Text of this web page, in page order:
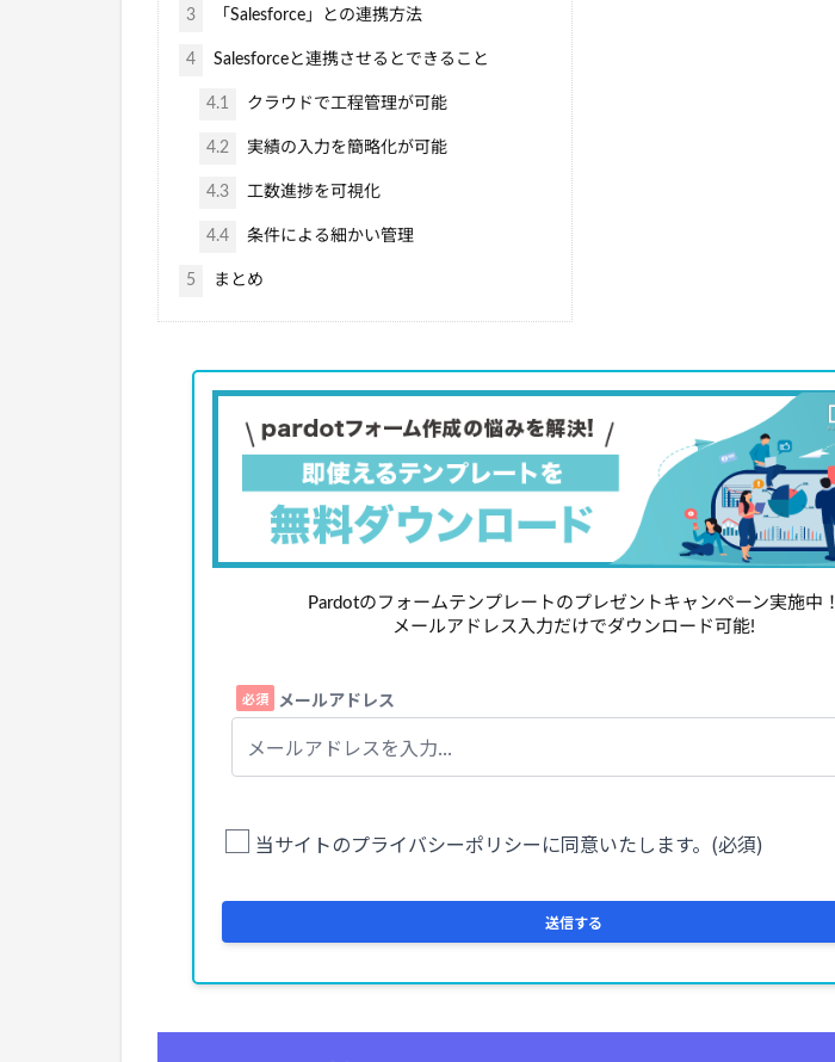
3 「Salesforce」との連携方法
4 Salesforceと連携させるとできること
4.1 クラウドで工程管理が可能
4.2 実績の入力を簡略化が可能
4.3 工数進捗を可視化
4.4 条件による細かい管理
5 まとめ
Pardotのフォームテンプレートのプレゼントキャンペーン実施中！
メールアドレス入力だけでダウンロード可能!